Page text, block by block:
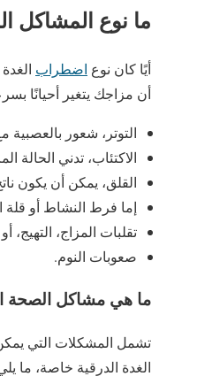
ما نوع المشاكل
أيًا كان نوع اضطراب
أن مزاجك يتغير أحيانًا
التوتر، شعور
الاكتئاب، تدني الحالة
القلق، يمكن أن يكون
إما فرط النشاط أو
تقلبات المزاج، التهيج،
صعوبات النوم.
ما هي مشاكل الصحة
تشمل المشكلات التي
الغدة الدرقية خاصة، ما